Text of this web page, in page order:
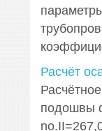
Расчёт
подошвы